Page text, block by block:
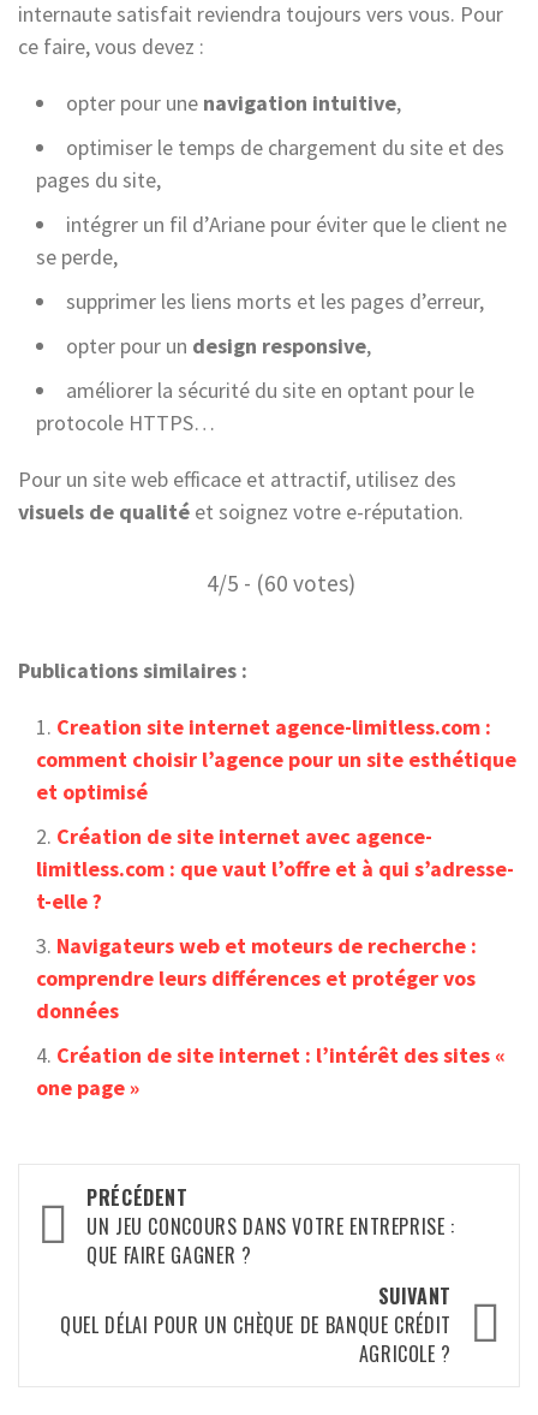
internaute satisfait reviendra toujours vers vous. Pour
ce faire, vous devez :
opter pour une navigation intuitive,
optimiser le temps de chargement du site et des
pages du site,
intégrer un fil d’Ariane pour éviter que le client ne
se perde,
supprimer les liens morts et les pages d’erreur,
opter pour un design responsive,
améliorer la sécurité du site en optant pour le
protocole HTTPS…
Pour un site web efficace et attractif, utilisez des
visuels de qualité et soignez votre e-réputation.
4/5 - (60 votes)
Publications similaires :
Creation site internet agence-limitless.com :
comment choisir l’agence pour un site esthétique
et optimisé
Création de site internet avec agence-
limitless.com : que vaut l’offre et à qui s’adresse-
t-elle ?
Navigateurs web et moteurs de recherche :
comprendre leurs différences et protéger vos
données
Création de site internet : l’intérêt des sites «
one page »
Navigation
d’article
PRÉCÉDENT
UN JEU CONCOURS DANS VOTRE ENTREPRISE :
QUE FAIRE GAGNER ?
SUIVANT
QUEL DÉLAI POUR UN CHÈQUE DE BANQUE CRÉDIT
AGRICOLE ?